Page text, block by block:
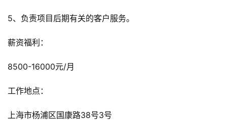
5、负责项目后期有关的客户服务。
薪资福利：
8500-16000元/月
工作地点：
上海市杨浦区国康路38号3号